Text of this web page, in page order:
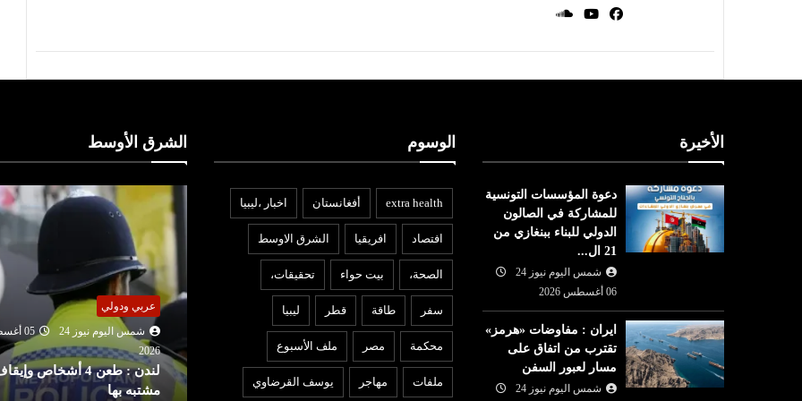
الأخيرة
دعوة المؤسسات التونسية
للمشاركة في الصالون
الدولي للبناء ببنغازي من
21 ال...
شمس اليوم نيوز 24
06 أغسطس 2026
ايران : مفاوضات «هرمز»
تقترب من اتفاق على
مسار لعبور السفن
شمس اليوم نيوز 24
الوسوم
extra health أفغانستان اخبار ،ليبيا
افتصاد افريقيا الشرق الاوسط
الصحة، بيت حواء تحقيقات،
سفر طاقة قطر ليبيا
محكمة مصر ملف الأسبوع
ملفات مهاجر يوسف القرضاوي
الشرق الأوسط
عربي ودولي
شمس اليوم نيوز 24
05 أغسطس
2026
لجنة برلمانية هندية تطالب
زوكربرغ بالاعتذار بعد حذف ميتا
فيديو لمودي
عربي ودولي
شمس اليوم نيوز 24
05 أغسطس
لندن : طعن 4 أشخاص وإيقاف
مشتبه بها
عربي ودولي
شمس اليوم نيوز 24
05
2026
ترامب يهاجم المصري «عبد
الرحمن السيد» بعد فوزه
ميتشيغان